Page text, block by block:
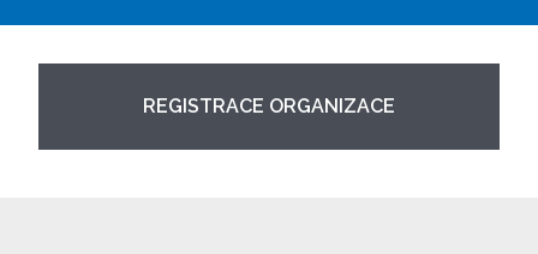
REGISTRACE ORGANIZACE